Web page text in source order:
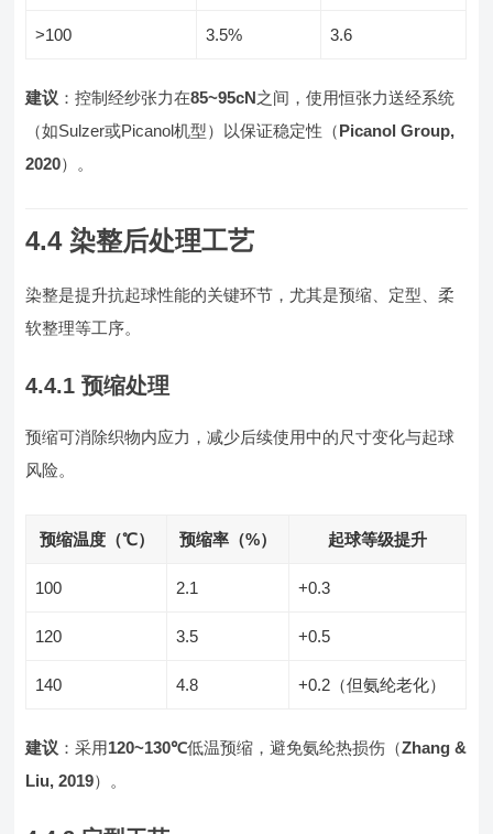
>100 3.5% 3.6
建议 ：控制经纱张力在85~95cN之间，使用恒张力送经系统
（如Sulzer或Picanol机型）以保证稳定性（Picanol Group,
2020）。
4.4 染整后处理工艺
染整是提升抗起球性能的关键环节，尤其是预缩、定型、柔
软整理等工序。
4.4.1 预缩处理
预缩可消除织物内应力，减少后续使用中的尺寸变化与起球
风险。
预缩温度（℃） 预缩率（%） 起球等级提升
100 2.1 +0.3
120 3.5 +0.5
140 4.8 +0.2（但氨纶老化）
建议 ：采用120~130℃低温预缩，避免氨纶热损伤（Zhang &
Liu, 2019）。